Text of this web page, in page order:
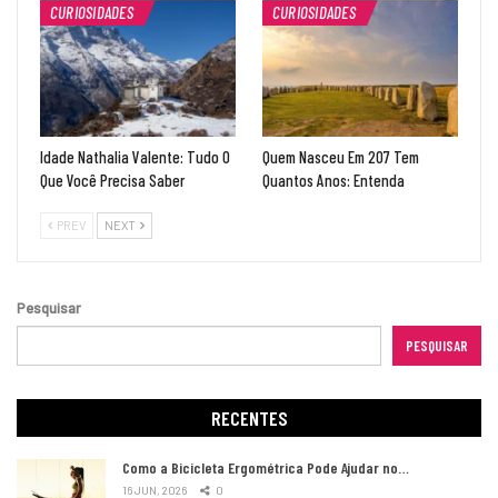
CURIOSIDADES
Idade Nathalia Valente: Tudo O
Que Você Precisa Saber
CURIOSIDADES
Quem Nasceu Em 207 Tem
Quantos Anos: Entenda
PREV NEXT
Pesquisar
PESQUISAR
RECENTES
Como a Bicicleta Ergométrica Pode Ajudar no…
16 JUN, 2026 0